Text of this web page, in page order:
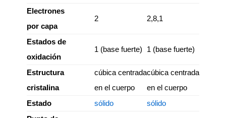
Electrones
por capa
2 2,8,1
Estados de
oxidación
1 (base fuerte) 1 (base fuerte)
Estructura
cristalina
cúbica centrada
en el cuerpo
cúbica centrada
en el cuerpo
Estado
sólido
sólido